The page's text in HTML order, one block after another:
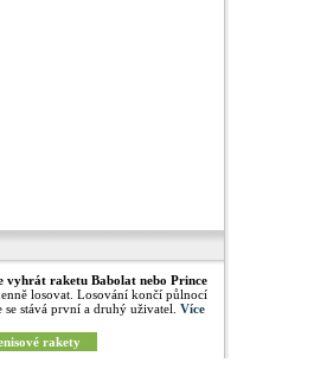
vyhrát raketu Babolat nebo Prince
losovat. Losování končí půlnocí
stává první a druhý uživatel. Více
rakety